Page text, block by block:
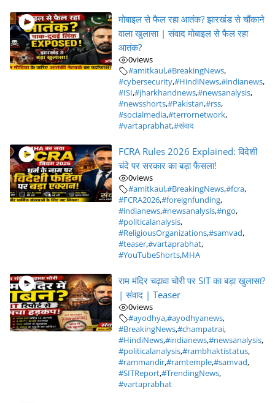
मोबाइल से फैल रहा आतंक? झारखंड से चौंकाने
वाला खुलासा | संवाद मोबाइल से फैल रहा
आतंक?
0views
#amitkaul,#BreakingNews,
#cybersecurity,#HindiNews,#indianews,
#ISI,#jharkhandnews,#newsanalysis,
#newsshorts,#Pakistan,#rss,
#socialmedia,#terrornetwork,
#vartaprabhat,#संवाद
FCRA Rules 2026 Explained: विदेशी
चंदे पर सरकार का बड़ा फैसला!
0views
#amitkaul,#BreakingNews,#fcra,
#FCRA2026,#foreignfunding,
#indianews,#newsanalysis,#ngo,
#politicalanalysis,
#ReligiousOrganizations,#samvad,
#teaser,#vartaprabhat,
#YouTubeShorts,MHA
राम मंदिर चढ़ावा चोरी पर SIT का बड़ा खुलासा?
| संवाद | Teaser
0views
#ayodhya,#ayodhyanews,
#BreakingNews,#champatrai,
#HindiNews,#indianews,#newsanalysis,
#politicalanalysis,#rambhaktistatus,
#rammandir,#ramtemple,#samvad,
#SITReport,#TrendingNews,
#vartaprabhat